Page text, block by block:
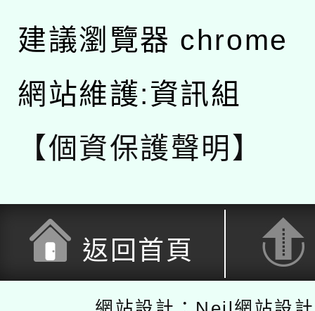
建議瀏覽器 chrome
網站維護:資訊組
【個資保護聲明】
返回首頁